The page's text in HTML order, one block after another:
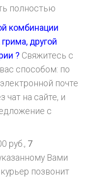
полностью
комбинации
другой
? Свяжитесь с
способом: по
электронной почте
чат на сайте, и
с
руб., 7
Вами
позвонит